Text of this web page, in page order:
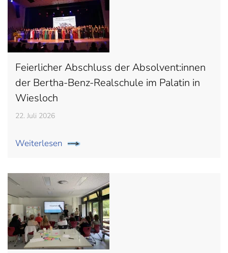
Feierlicher Abschluss der Absolvent:innen
der Bertha-Benz-Realschule im Palatin in
Wiesloch
22. Juli 2026
Weiterlesen